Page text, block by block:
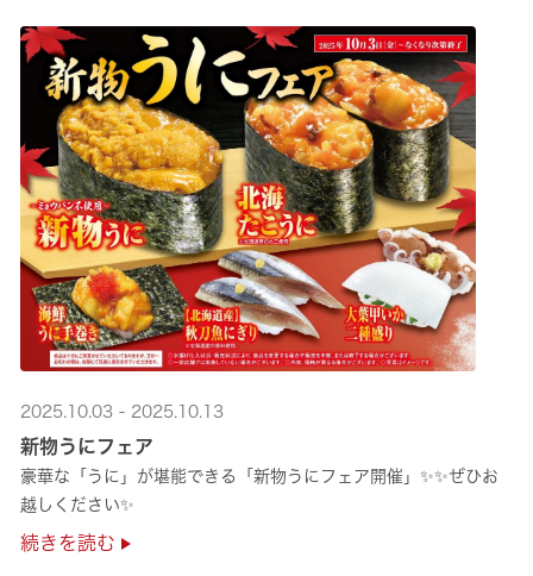
2025.10.03 - 2025.10.13
新物うにフェア
豪華な「うに」が堪能できる「新物うにフェア開催」✨✨ぜひお
越しください✨
続きを読む